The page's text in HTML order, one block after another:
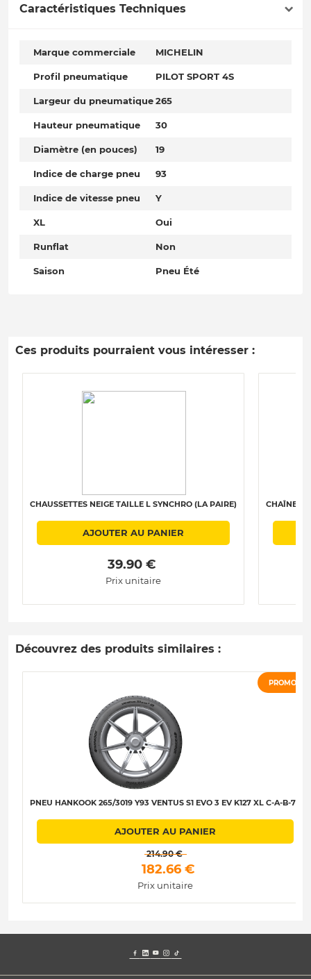
Caractéristiques Techniques
Marque commerciale MICHELIN
Profil pneumatique PILOT SPORT 4S
Largeur du pneumatique265
Hauteur pneumatique 30
Diamètre (en pouces) 19
Indice de charge pneu 93
Indice de vitesse pneu Y
XL Oui
Runflat Non
Saison Pneu Été
Ces produits pourraient vous intéresser :
CHAUSSETTES NEIGE TAILLE L SYNCHRO (LA PAIRE)
AJOUTER AU PANIER
39.90 €
Prix unitaire
CHAÎNES
Découvrez des produits similaires :
PROMO
PNEU HANKOOK 265/3019 Y93 VENTUS S1 EVO 3 EV K127 XL C-A-B-73
AJOUTER AU PANIER
214.90 €
182.66 €
Prix unitaire